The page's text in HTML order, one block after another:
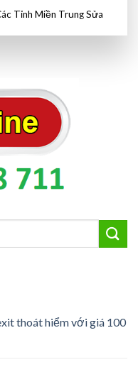
Tỉnh Miền Trung Sửa
thoát hiểm với giá 100